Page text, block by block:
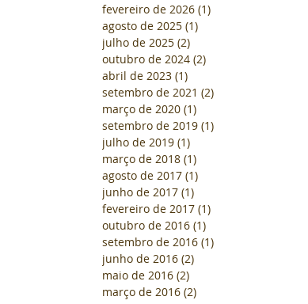
fevereiro de 2026 (1)
agosto de 2025 (1)
julho de 2025 (2)
outubro de 2024 (2)
abril de 2023 (1)
setembro de 2021 (2)
março de 2020 (1)
setembro de 2019 (1)
julho de 2019 (1)
março de 2018 (1)
agosto de 2017 (1)
junho de 2017 (1)
fevereiro de 2017 (1)
outubro de 2016 (1)
setembro de 2016 (1)
junho de 2016 (2)
maio de 2016 (2)
março de 2016 (2)